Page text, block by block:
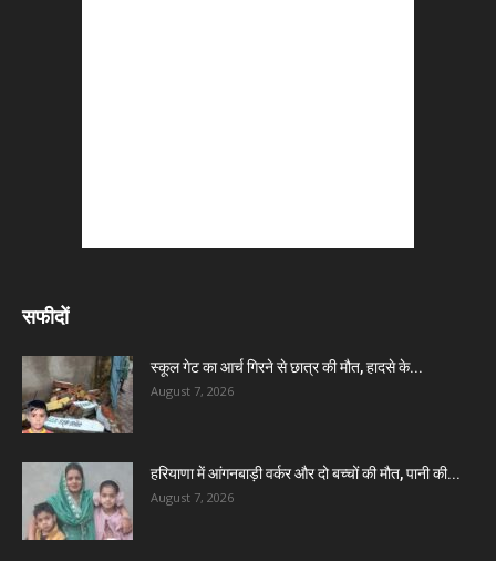
सफीदों
स्कूल गेट का आर्च गिरने से छात्र की मौत, हादसे के...
August 7, 2026
हरियाणा में आंगनबाड़ी वर्कर और दो बच्चों की मौत, पानी की...
August 7, 2026